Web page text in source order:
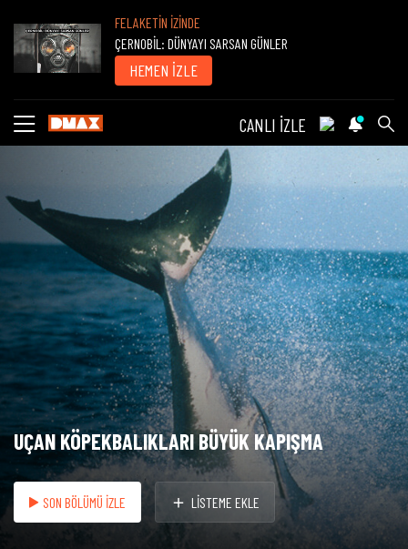
FELAKETİN İZİNDE
ÇERNOBİL: DÜNYAYI SARSAN GÜNLER
HEMEN İZLE
CANLI İZLE
UÇAN KÖPEKBALIKLARI BÜYÜK KAPIŞMA
SON BÖLÜMÜ İZLE LİSTEME EKLE